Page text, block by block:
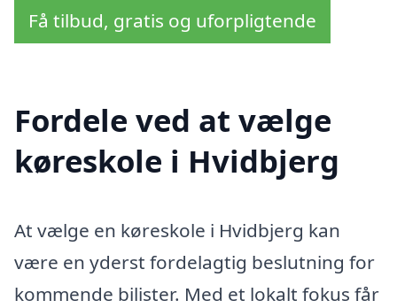
Få tilbud, gratis og uforpligtende
Fordele ved at vælge
køreskole i Hvidbjerg
At vælge en køreskole i Hvidbjerg kan
være en yderst fordelagtig beslutning for
kommende bilister. Med et lokalt fokus får